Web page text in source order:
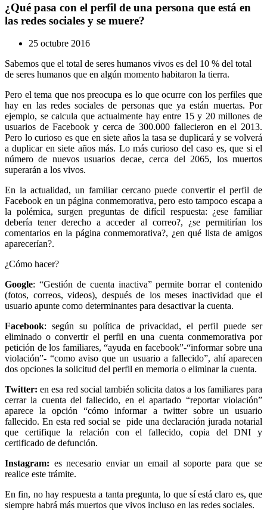
¿Qué pasa con el perfil de una persona que está en
las redes sociales y se muere?
25 octubre 2016
Sabemos que el total de seres humanos vivos es del 10 % del total
de seres humanos que en algún momento habitaron la tierra.
Pero el tema que nos preocupa es lo que ocurre con los perfiles que
hay en las redes sociales de personas que ya están muertas. Por
ejemplo, se calcula que actualmente hay entre 15 y 20 millones de
usuarios de Facebook y cerca de 300.000 fallecieron en el 2013.
Pero lo curioso es que en siete años la tasa se duplicará y se volverá
a duplicar en siete años más. Lo más curioso del caso es, que si el
número de nuevos usuarios decae, cerca del 2065, los muertos
superarán a los vivos.
En la actualidad, un familiar cercano puede convertir el perfil de
Facebook en un página conmemorativa, pero esto tampoco escapa a
la polémica, surgen preguntas de difícil respuesta: ¿ese familiar
debería tener derecho a acceder al correo?, ¿se permitirían los
comentarios en la página conmemorativa?, ¿en qué lista de amigos
aparecerían?.
¿Cómo hacer?
Google: “Gestión de cuenta inactiva” permite borrar el contenido
(fotos, correos, videos), después de los meses inactividad que el
usuario apunte como determinantes para desactivar la cuenta.
Facebook: según su política de privacidad, el perfil puede ser
eliminado o convertir el perfil en una cuenta conmemorativa por
petición de los familiares, “ayuda en facebook”-“informar sobre una
violación”- “como aviso que un usuario a fallecido”, ahí aparecen
dos opciones la solicitud del perfil en memoria o eliminar la cuenta.
Twitter: en esa red social también solicita datos a los familiares para
cerrar la cuenta del fallecido, en el apartado “reportar violación”
aparece la opción “cómo informar a twitter sobre un usuario
fallecido. En esta red social se pide una declaración jurada notarial
que certifique la relación con el fallecido, copia del DNI y
certificado de defunción.
Instagram: es necesario enviar un email al soporte para que se
realice este trámite.
En fin, no hay respuesta a tanta pregunta, lo que sí está claro es, que
siempre habrá más muertos que vivos incluso en las redes sociales.